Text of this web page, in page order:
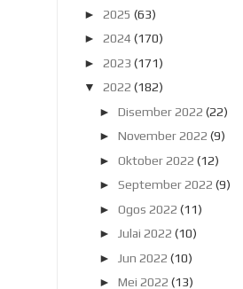
► 2025 (63)
► 2024 (170)
► 2023 (171)
▼
2022 (182)
► Disember 2022 (22)
► November 2022 (9)
► Oktober 2022 (12)
► September 2022 (9)
► Ogos 2022 (11)
►
Julai 2022 (10)
►
Jun 2022 (10)
► Mei 2022 (13)